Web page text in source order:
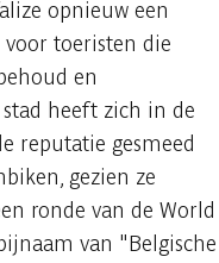
opnieuw een
toeristen die
en
heeft zich in de
reputatie gesmeed
gezien ze
ronde van de World
van "Belgische